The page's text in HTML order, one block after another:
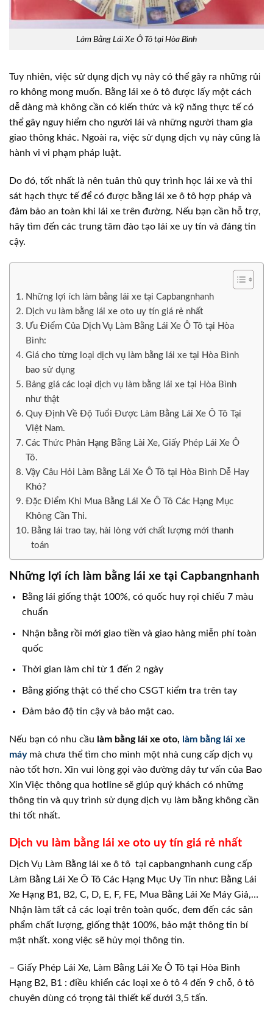
Làm Bằng Lái Xe Ô Tô tại Hòa Bình
Tuy nhiên, việc sử dụng dịch vụ này có thể gây ra những rủi
ro không mong muốn. Bằng lái xe ô tô được lấy một cách
dễ dàng mà không cần có kiến thức và kỹ năng thực tế có
thể gây nguy hiểm cho người lái và những người tham gia
giao thông khác. Ngoài ra, việc sử dụng dịch vụ này cũng là
hành vi vi phạm pháp luật.
Do đó, tốt nhất là nên tuân thủ quy trình học lái xe và thi
sát hạch thực tế để có được bằng lái xe ô tô hợp pháp và
đảm bảo an toàn khi lái xe trên đường. Nếu bạn cần hỗ trợ,
hãy tìm đến các trung tâm đào tạo lái xe uy tín và đáng tin
cậy.
Những lợi ích làm bằng lái xe tại Capbangnhanh
Dịch vu làm bằng lái xe oto uy tín giá rẻ nhất
Ưu Điểm Của Dịch Vụ Làm Bằng Lái Xe Ô Tô tại Hòa
Bình:
Giá cho từng loại dịch vụ làm bằng lái xe tại Hòa Bình
bao sử dụng
Bảng giá các loại dịch vụ làm bằng lái xe tại Hòa Bình
như thật
Quy Định Về Độ Tuổi Được Làm Bằng Lái Xe Ô Tô Tại
Việt Nam.
Các Thức Phân Hạng Bằng Lài Xe, Giấy Phép Lái Xe Ô
Tô.
Vậy Câu Hỏi Làm Bằng Lái Xe Ô Tô tại Hòa Bình Dễ Hay
Khó?
Đặc Điểm Khi Mua Bằng Lái Xe Ô Tô Các Hạng Mục
Không Cần Thi.
Bằng lái trao tay, hài lòng với chất lượng mới thanh
toán
Những lợi ích làm bằng lái xe tại Capbangnhanh
Bằng lái giống thật 100%, có quốc huy rọi chiếu 7 màu
chuẩn
Nhận bằng rồi mới giao tiền và giao hàng miễn phí toàn
quốc
Thời gian làm chỉ từ 1 đến 2 ngày
Bằng giống thật có thể cho CSGT kiểm tra trên tay
Đảm bảo độ tin cậy và bảo mật cao.
Nếu bạn có nhu cầu làm bằng lái xe oto, làm bằng lái xe
máymà chưa thể tìm cho mình một nhà cung cấp dịch vụ
nào tốt hơn. Xin vui lòng gọi vào đường dây tư vấn của Bao
Xin Việc thông qua hotline sẽ giúp quý khách có những
thông tin và quy trình sử dụng dịch vụ làm bằng không cần
thi tốt nhất.
Dịch vu làm bằng lái xe oto uy tín giá rẻ nhất
Dịch Vụ Làm Bằng lái xe ô tô tại capbangnhanh cung cấp
Làm Bằng Lái Xe Ô Tô Các Hạng Mục Uy Tín như: Bằng Lái
Xe Hạng B1, B2, C, D, E, F, FE, Mua Bằng Lái Xe Máy Giả,…
Nhận làm tất cả các loại trên toàn quốc, đem đến các sản
phẩm chất lượng, giống thật 100%, bảo mật thông tin bí
mật nhất. xong việc sẽ hủy mọi thông tin.
– Giấy Phép Lái Xe, Làm Bằng Lái Xe Ô Tô tại Hòa Bình
Hạng B2, B1 : điều khiển các loại xe ô tô 4 đến 9 chỗ, ô tô
chuyên dùng có trọng tải thiết kế dưới 3,5 tấn.